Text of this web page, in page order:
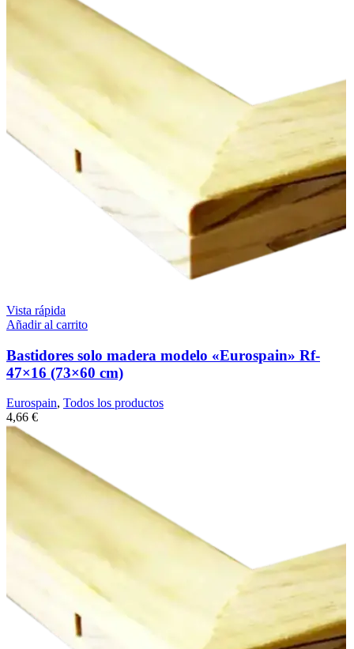
Vista rápida
Añadir al carrito
Bastidores solo madera modelo «Eurospain» Rf-
47×16 (73×60 cm)
Eurospain, Todos los productos
4,66 €